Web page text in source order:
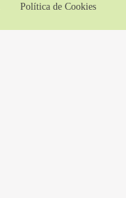
Política de Cookies